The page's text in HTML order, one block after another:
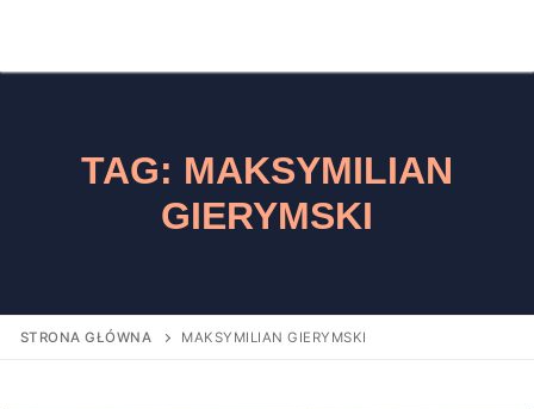
TAG: MAKSYMILIAN
GIERYMSKI
STRONA GŁÓWNA MAKSYMILIAN GIERYMSKI